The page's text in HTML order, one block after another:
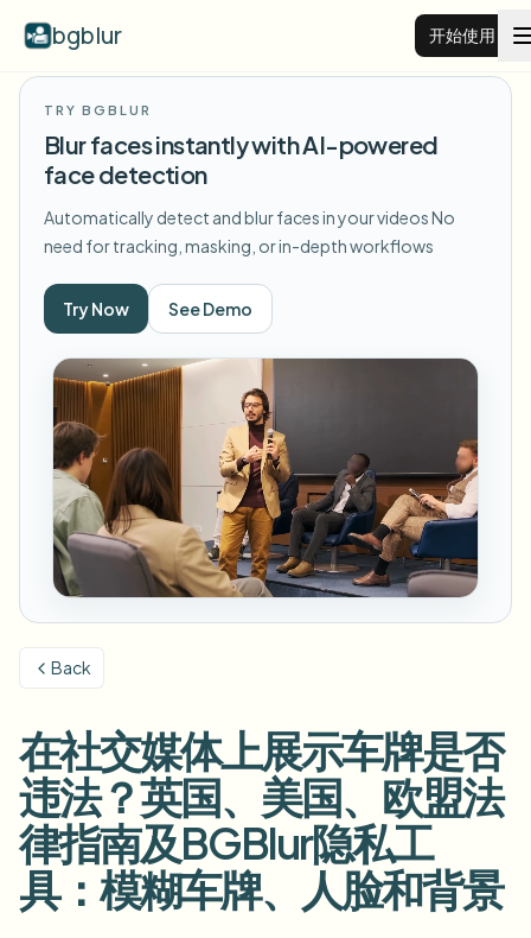
bgblur 开始使用
示例
浏览完整示例库
模糊人脸
模糊车牌
模糊背景
模糊任何内容
GDPR合规模糊
街头采访模糊
游戏与直播模糊
功能
View all features
Browse every blur tool in one place
模糊车牌
模糊人脸
AI Video Object Remover
在线模糊照片中的人脸
人脸匿名化
企业
学校与教育
校园摄像头、讲座和地区批量隐私
媒体与娱乐
试映、发布和合规
零售与电商
医疗
诊所和面向患者的视频管理
公共部门
FOIA、安全披露和编辑
资源
常见问题
博客
Whitepapers
工具
分类
产品
Choose language
TRY BGBLUR
Blur faces instantly with AI-powered
face detection
Automatically detect and blur faces in your videosNo
need for tracking, masking, or in-depth workflows
Try Now See Demo
Back
在社交媒体上展示车牌是否
违法？英国、美国、欧盟法
律指南及BGBlur隐私工
具：模糊车牌、人脸和背景